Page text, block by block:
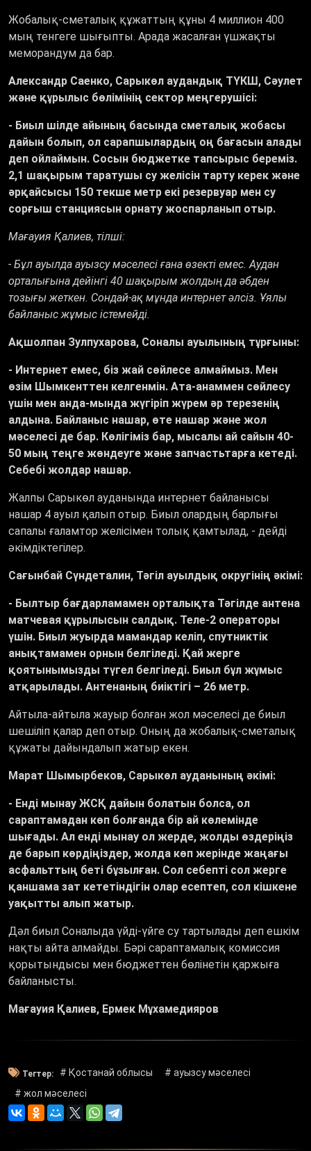
Жобалық-сметалық құжаттың құны 4 миллион 400
мың тенгеге шығыпты. Арада жасалған үшжақты
меморандум да бар.
Александр Саенко, Сарыкөл аудандық ТҮКШ, Сәулет
және құрылыс бөлімінің сектор меңгерушісі:
- Биыл шілде айының басында сметалық жобасы
дайын болып, ол сарапшылардың оң бағасын алады
деп ойлаймын. Сосын бюджетке тапсырыс береміз.
2,1 шақырым таратушы су желісін тарту керек және
әрқайсысы 150 текше метр екі резервуар мен су
сорғыш станциясын орнату жоспарланып отыр.
Мағауия Қалиев, тілші:
- Бұл ауылда ауызсу мәселесі ғана өзекті емес. Аудан
орталығына дейінгі 40 шақырым жолдың да әбден
тозығы жеткен. Сондай-ақ мұнда интернет әлсіз. Ұялы
байланыс жұмыс істемейді.
Ақшолпан Зулпухарова, Соналы ауылының тұрғыны:
- Интернет емес, біз жай сөйлесе алмаймыз. Мен
өзім Шымкенттен келгенмін. Ата-анаммен сөйлесу
үшін мен анда-мында жүгіріп жүрем әр терезенің
алдына. Байланыс нашар, өте нашар және жол
мәселесі де бар. Көлігіміз бар, мысалы ай сайын 40-
50 мың теңге жөндеуге және запчастьтарға кетеді.
Себебі жолдар нашар.
Жалпы Сарыкөл ауданында интернет байланысы
нашар 4 ауыл қалып отыр. Биыл олардың барлығы
сапалы ғаламтор желісімен толық қамтылад, - дейді
әкімдіктегілер.
Сағынбай Сүндеталин, Тәгіл ауылдық округінің әкімі:
- Былтыр бағдарламамен орталықта Тәгілде антена
матчевая құрылысын салдық. Теле-2 операторы
үшін. Биыл жуырда мамандар келіп, спутниктік
анықтамамен орнын белгіледі. Қай жерге
қоятынымызды түгел белгіледі. Биыл бұл жұмыс
атқарылады. Антенаның биіктігі – 26 метр.
Айтыла-айтыла жауыр болған жол мәселесі де биыл
шешіліп қалар деп отыр. Оның да жобалық-сметалық
құжаты дайындалып жатыр екен.
Марат Шымырбеков, Сарыкөл ауданының әкімі:
- Енді мынау ЖСҚ дайын болатын болса, ол
сараптамадан көп болғанда бір ай көлемінде
шығады. Ал енді мынау ол жерде, жолды өздеріңіз
де барып көрдіңіздер, жолда көп жерінде жаңағы
асфальттың беті бұзылған. Сол себепті сол жерге
қаншама зат кететіндігін олар есептеп, сол кішкене
уақытты алып жатыр.
Дәл биыл Соналыда үйді-үйге су тартылады деп ешкім
нақты айта алмайды. Бәрі сараптамалық комиссия
қорытындысы мен бюджеттен бөлінетін қаржыға
байланысты.
Мағауия Қалиев, Ермек Мұхамедияров
Тегтер: # Қостанай облысы
# ауызсу мәселесі
# жол мәселесі